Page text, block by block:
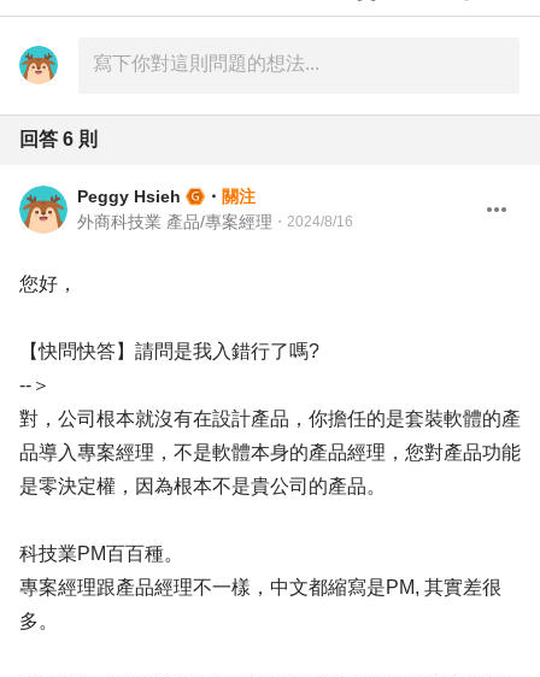
回答 6 則
Peggy Hsieh ・ 關注
外商科技業 產品/專案經理 ・ 2024/8/16
您好，
【快問快答】請問是我入錯行了嗎?
--＞
對，公司根本就沒有在設計產品，你擔任的是套裝軟體的產
品導入專案經理，不是軟體本身的產品經理，您對產品功能
是零決定權，因為根本不是貴公司的產品。
科技業PM百百種。
專案經理跟產品經理不一樣，中文都縮寫是PM, 其實差很
多。